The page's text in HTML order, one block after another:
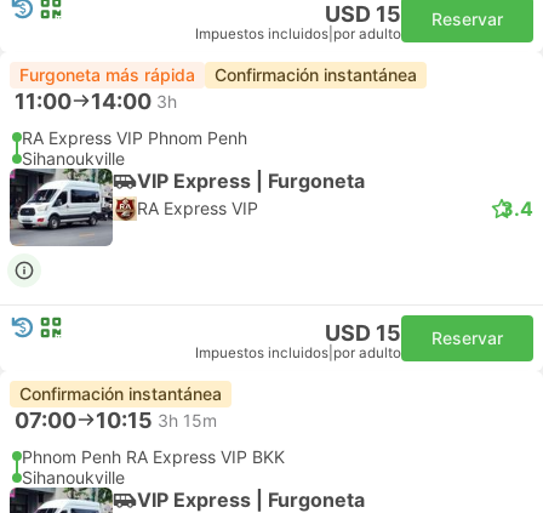
USD 15
Impuestos incluidos por adulto
Reservar
Furgoneta más rápida Confirmación instantánea
11:00 14:00 3h
RA Express VIP Phnom Penh
Sihanoukville
VIP Express | Furgoneta
RA Express VIP 3.4
USD 15
Impuestos incluidos por adulto
Reservar
Confirmación instantánea
07:00 10:15 3h 15m
Phnom Penh RA Express VIP BKK
Sihanoukville
VIP Express | Furgoneta